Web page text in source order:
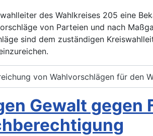
des Wahlkreises 205 eine
von Parteien und nach
sind dem zuständigen
von Wahlvorschlägen für den
Gewalt gegen